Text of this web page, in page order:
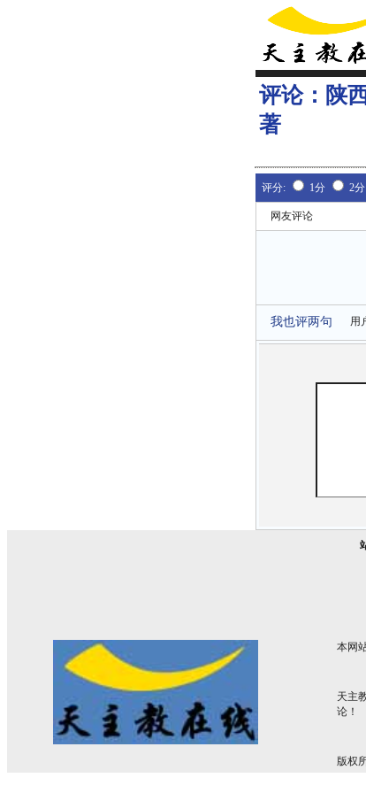
评论： 陕
著
评分: 1分 2分
网友评论
我也评两句 用
本网
天主
论！
版权